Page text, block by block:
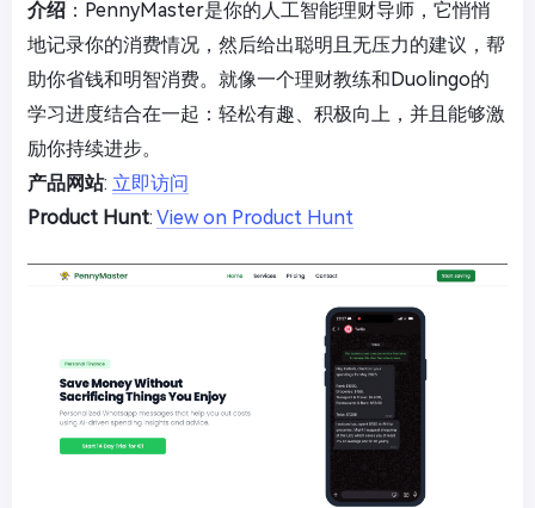
介绍 ：PennyMaster是你的人工智能理财导师，它悄悄
地记录你的消费情况，然后给出聪明且无压力的建议，帮
助你省钱和明智消费。就像一个理财教练和Duolingo的
学习进度结合在一起：轻松有趣、积极向上，并且能够激
励你持续进步。
产品网站: 立即访问
Product Hunt: View on Product Hunt